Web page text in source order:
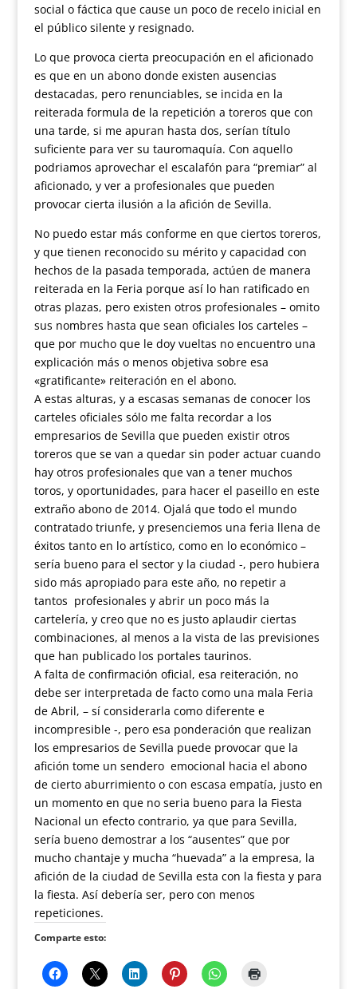
social o fáctica que cause un poco de recelo inicial en
el público silente y resignado.
Lo que provoca cierta preocupación en el aficionado
es que en un abono donde existen ausencias
destacadas, pero renunciables, se incida en la
reiterada formula de la repetición a toreros que con
una tarde, si me apuran hasta dos, serían título
suficiente para ver su tauromaquía. Con aquello
podriamos aprovechar el escalafón para “premiar” al
aficionado, y ver a profesionales que pueden
provocar cierta ilusión a la afición de Sevilla.
No puedo estar más conforme en que ciertos toreros,
y que tienen reconocido su mérito y capacidad con
hechos de la pasada temporada, actúen de manera
reiterada en la Feria porque así lo han ratificado en
otras plazas, pero existen otros profesionales – omito
sus nombres hasta que sean oficiales los carteles –
que por mucho que le doy vueltas no encuentro una
explicación más o menos objetiva sobre esa
«gratificante» reiteración en el abono.
A estas alturas, y a escasas semanas de conocer los
carteles oficiales sólo me falta recordar a los
empresarios de Sevilla que pueden existir otros
toreros que se van a quedar sin poder actuar cuando
hay otros profesionales que van a tener muchos
toros, y oportunidades, para hacer el paseillo en este
extraño abono de 2014. Ojalá que todo el mundo
contratado triunfe, y presenciemos una feria llena de
éxitos tanto en lo artístico, como en lo económico –
sería bueno para el sector y la ciudad -, pero hubiera
sido más apropiado para este año, no repetir a
tantos profesionales y abrir un poco más la
cartelería, y creo que no es justo aplaudir ciertas
combinaciones, al menos a la vista de las previsiones
que han publicado los portales taurinos.
A falta de confirmación oficial, esa reiteración, no
debe ser interpretada de facto como una mala Feria
de Abril, – sí considerarla como diferente e
incompresible -, pero esa ponderación que realizan
los empresarios de Sevilla puede provocar que la
afición tome un sendero emocional hacia el abono
de cierto aburrimiento o con escasa empatía, justo en
un momento en que no seria bueno para la Fiesta
Nacional un efecto contrario, ya que para Sevilla,
sería bueno demostrar a los “ausentes” que por
mucho chantaje y mucha “huevada” a la empresa, la
afición de la ciudad de Sevilla esta con la fiesta y para
la fiesta. Así debería ser, pero con menos
repeticiones.
Comparte esto: